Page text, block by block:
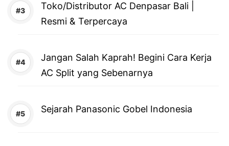
Toko/Distributor AC Denpasar Bali |
Resmi & Terpercaya
Jangan Salah Kaprah! Begini Cara Kerja
AC Split yang Sebenarnya
Sejarah Panasonic Gobel Indonesia